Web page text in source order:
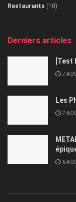
Restaurants (10)
Derniers articles
[Test
7
Les
7
6